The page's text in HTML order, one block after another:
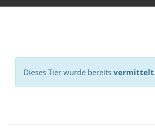
Dieses Tier wurde bereits vermittelt.